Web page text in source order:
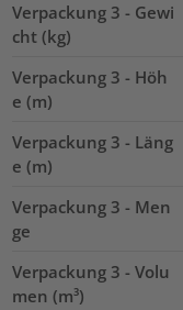
Verpackung 3 - Gewi
cht (kg)
Verpackung 3 - Höh
e (m)
Verpackung 3 - Läng
e (m)
Verpackung 3 - Men
ge
Verpackung 3 - Volu
men (m³)